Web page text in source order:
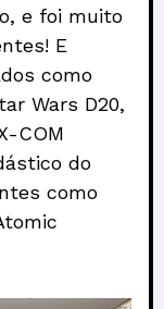
e foi muito
E
como
Wars D20,
COM
do
como